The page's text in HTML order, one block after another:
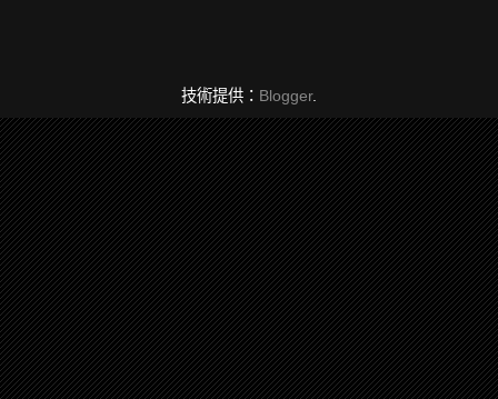
技術提供： Blogger.